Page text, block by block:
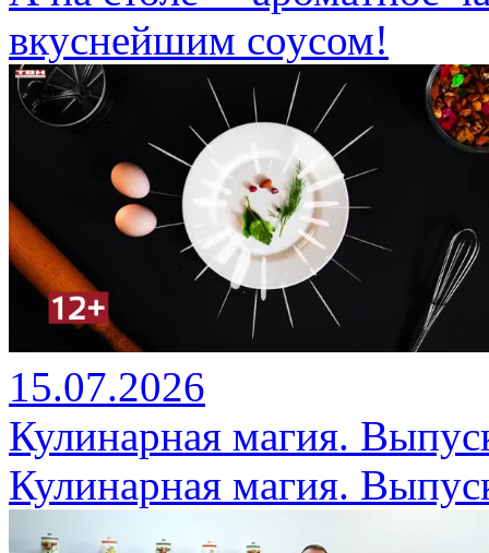
вкуснейшим соусом!
15.07.2026
Кулинарная магия.
Кулинарная магия.